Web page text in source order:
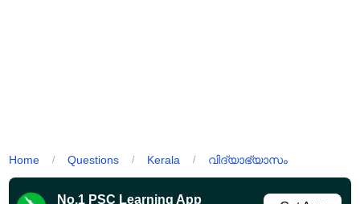
Home / Questions / Kerala / വിദ്യാഭ്യാസം
No.1 PSC Learning App